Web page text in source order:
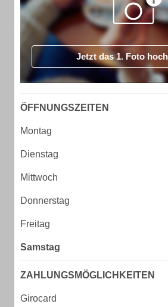
Jetzt das 1. Foto
ÖFFNUNGSZEITEN
Montag
Dienstag
Mittwoch
Donnerstag
Freitag
Samstag
ZAHLUNGSMÖGLICHKEITEN
Girocard